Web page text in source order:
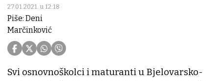
27.01.2021. u 12:18
Piše: Deni
Marčinković
Svi osnovnoškolci i maturanti u Bjelovarsko-